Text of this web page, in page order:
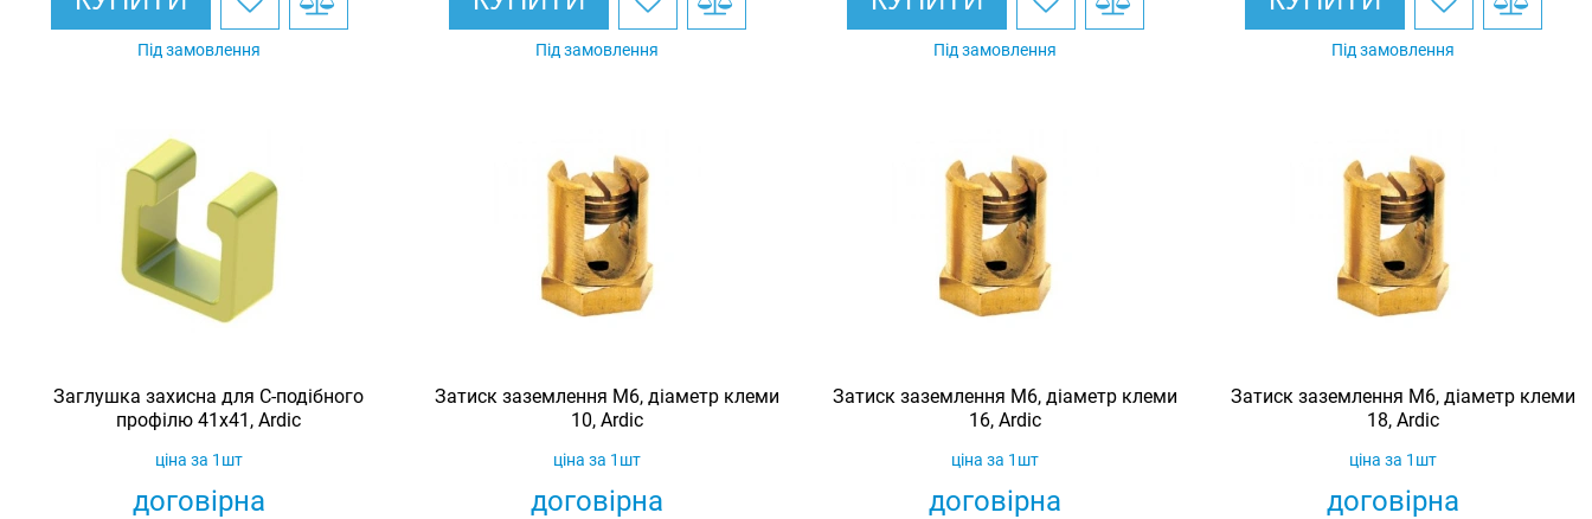
Під замовлення Під замовлення Під замовлення Під замовлення
Заглушка захисна для С-подібного
профілю 41х41, Ardic
договірна
ціна за 1шт
Затиск заземлення M6, діаметр клеми
10, Ardic
договірна
ціна за 1шт
Затиск заземлення M6, діаметр клеми
16, Ardic
договірна
ціна за 1шт
Затиск заземлення M6, діаметр клеми
18, Ardic
договірна
ціна за 1шт